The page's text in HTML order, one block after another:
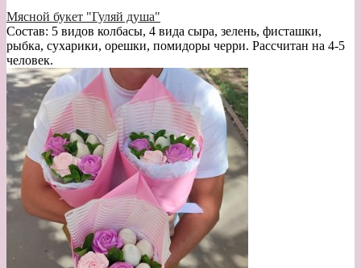
Мясной букет "Гуляй душа"
Состав: 5 видов колбасы, 4 вида сыра, зелень, фисташки,
рыбка, сухарики, орешки, помидоры черри. Рассчитан на 4-5
человек.